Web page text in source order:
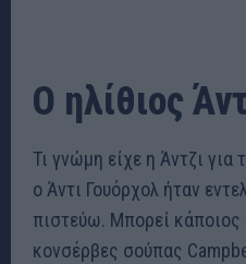
Ο ηλίθιος
Τι γνώμη είχε η Άντζι για
ο Άντι Γουόρχολ ήταν
πιστεύω. Μπορεί κάποιος
κονσέρβες σούπας